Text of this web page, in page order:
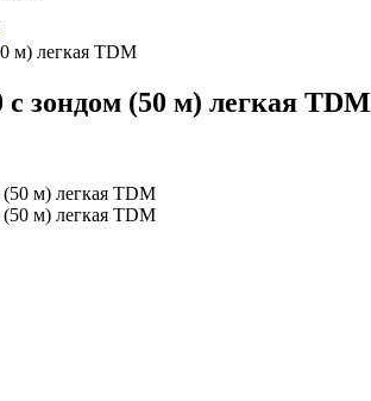
м) легкая TDM
зондом (50 м) легкая TDM